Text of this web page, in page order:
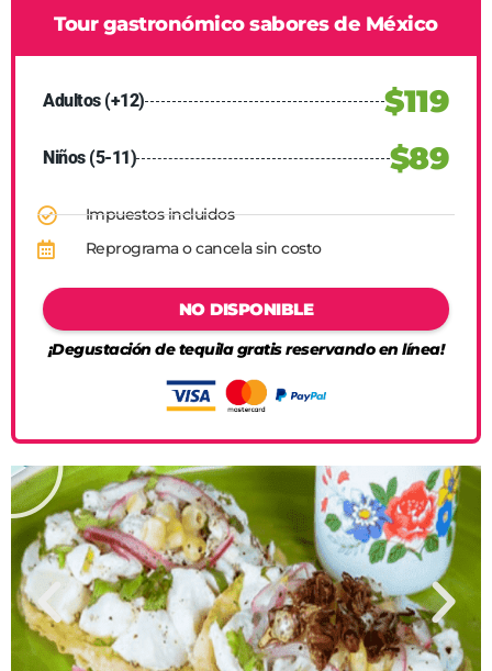
Tour gastronómico sabores de México
Adultos (+12) $119
Niños (5-11) $89
Impuestos incluidos
Reprograma o cancela sin costo
NO DISPONIBLE
¡Degustación de tequila gratis reservando en línea!